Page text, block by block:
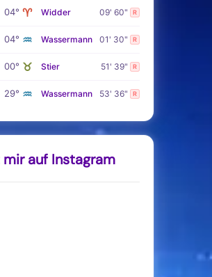
04° ♈ Widder 09' 60" R
04° ♒ Wassermann 01' 30" R
00° ♉ Stier 51' 39" R
29° ♒ Wassermann 53' 36" R
mir auf Instagram